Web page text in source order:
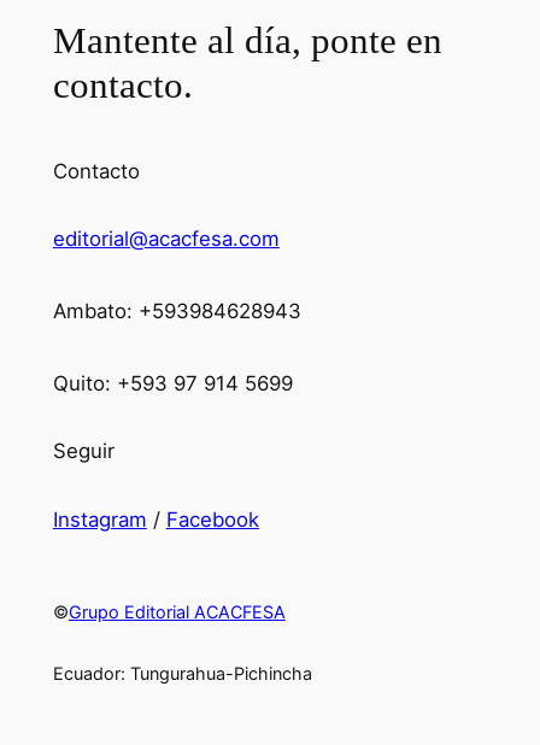
Mantente al día, ponte en
contacto.
Contacto
editorial@acacfesa.com
Ambato: +593984628943
Quito: +593 97 914 5699
Seguir
Instagram / Facebook
©Grupo Editorial ACACFESA
Ecuador: Tungurahua-Pichincha